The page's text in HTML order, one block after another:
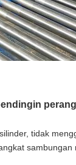
tidak